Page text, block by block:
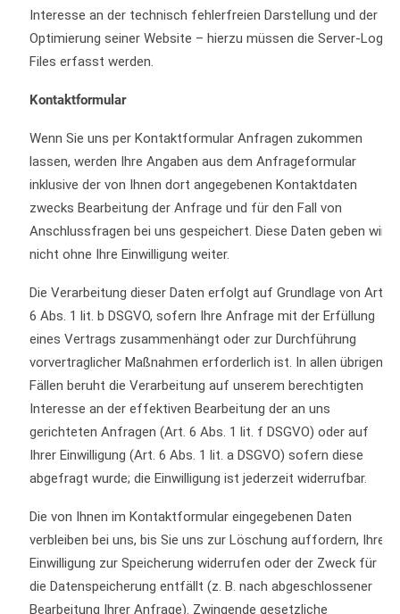
Interesse an der technisch fehlerfreien Darstellung und der
Optimierung seiner Website – hierzu müssen die Server-Log-
Files erfasst werden.
Kontaktformular
Wenn Sie uns per Kontaktformular Anfragen zukommen
lassen, werden Ihre Angaben aus dem Anfrageformular
inklusive der von Ihnen dort angegebenen Kontaktdaten
zwecks Bearbeitung der Anfrage und für den Fall von
Anschlussfragen bei uns gespeichert. Diese Daten geben wir
nicht ohne Ihre Einwilligung weiter.
Die Verarbeitung dieser Daten erfolgt auf Grundlage von Art.
6 Abs. 1 lit. b DSGVO, sofern Ihre Anfrage mit der Erfüllung
eines Vertrags zusammenhängt oder zur Durchführung
vorvertraglicher Maßnahmen erforderlich ist. In allen übrigen
Fällen beruht die Verarbeitung auf unserem berechtigten
Interesse an der effektiven Bearbeitung der an uns
gerichteten Anfragen (Art. 6 Abs. 1 lit. f DSGVO) oder auf
Ihrer Einwilligung (Art. 6 Abs. 1 lit. a DSGVO) sofern diese
abgefragt wurde; die Einwilligung ist jederzeit widerrufbar.
Die von Ihnen im Kontaktformular eingegebenen Daten
verbleiben bei uns, bis Sie uns zur Löschung auffordern, Ihre
Einwilligung zur Speicherung widerrufen oder der Zweck für
die Datenspeicherung entfällt (z. B. nach abgeschlossener
Bearbeitung Ihrer Anfrage). Zwingende gesetzliche